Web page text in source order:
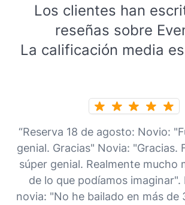
Los clientes han
reseñas sobre
La calificación media
“Reserva 18 de agosto: Novio:
genial. Gracias" Novia: "Gracias.
súper genial. Realmente mucho
de lo que podíamos imaginar".
novia: "No he bailado en más de